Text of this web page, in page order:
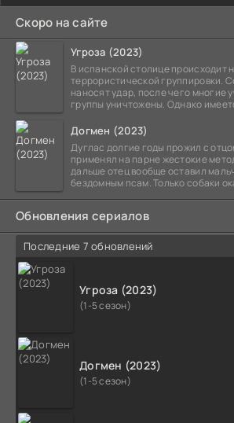
Скоро на сайте
Угроза (2023)
В испанской столице происходит
террористической группировки.
наносят удар, после чего многие
группы уничтожены. Однако
Догмен (2023)
Дуглас долгие годы прожил с
применял на парне жестокие
дальше отец вообще оставил
бездомным псам. Только собаки
Обновления сериалов
Последние 7 обновлений
Угроза (2023)
(1-5 сезон)
Догмен (2023)
(1-5 сезон)